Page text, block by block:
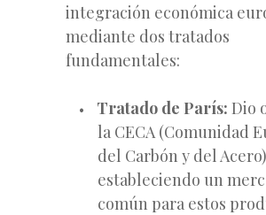
integración económica
mediante dos tratados
fundamentales:
Tratado de París: Dio
la CECA (Comunidad
del Carbón y del
estableciendo un
común para estos